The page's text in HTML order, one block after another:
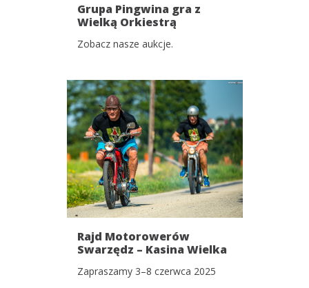
Grupa Pingwina gra z
Wielką Orkiestrą
Zobacz nasze aukcje.
Rajd Motorowerów
Swarzędz – Kasina Wielka
Motoryzacyjny!
Zapraszamy 3–8 czerwca 2025